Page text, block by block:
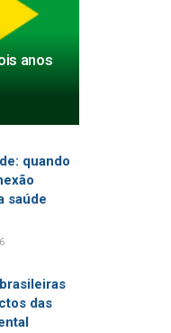
anos
quando
saúde
das